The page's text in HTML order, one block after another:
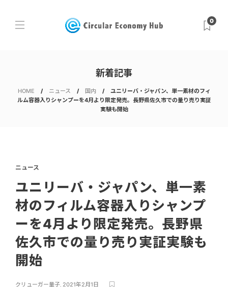
0
新着記事
HOME ニュース 国内
ユニリーバ・ジャパン、単一素材のフィ
ルム容器入りシャンプーを4月より限定発売。長野県佐久市での量り売り実証
実験も開始
ニュース
ユニリーバ・ジャパン、単一素
材のフィルム容器入りシャンプ
ーを4月より限定発売。長野県
佐久市での量り売り実証実験も
開始
クリューガー量子, 2021年2月1日